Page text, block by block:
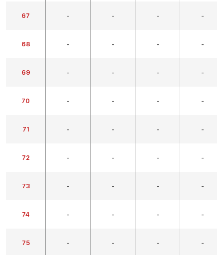
67 - - - -
68 - - - -
69 - - - -
70 - - - -
71 - - - -
72 - - - -
73 - - - -
74 - - - -
75 - - - -